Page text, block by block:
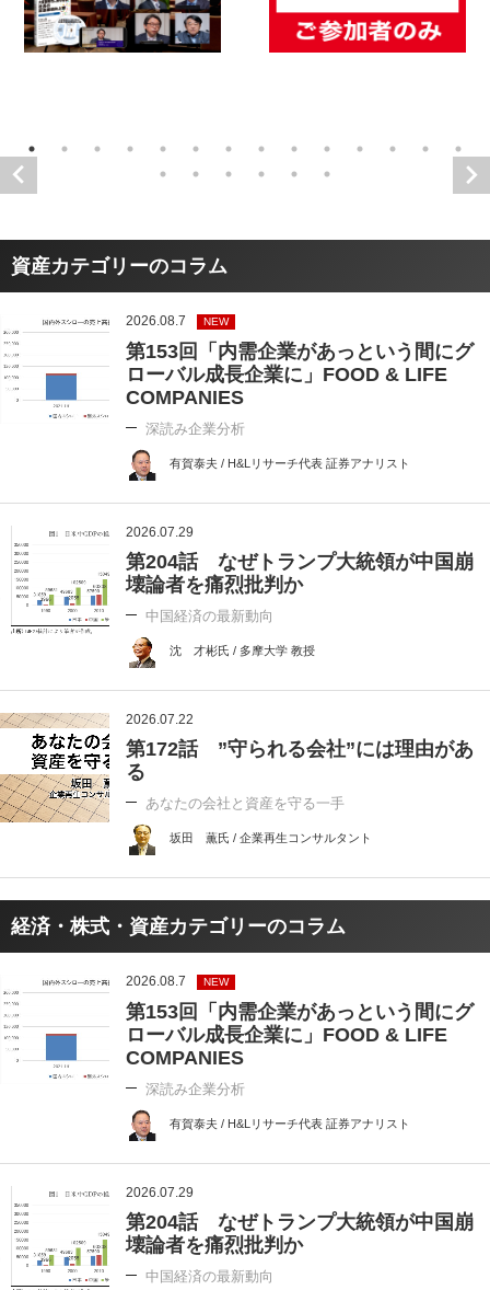
資産カテゴリーのコラム
2026.08.7 NEW
第153回「内需企業があっという間にグ
ローバル成長企業に」FOOD & LIFE
COMPANIES
深読み企業分析
有賀泰夫 / H&Lリサーチ代表 証券アナリスト
2026.07.29
第204話 なぜトランプ大統領が中国崩
壊論者を痛烈批判か
中国経済の最新動向
沈 才彬氏 / 多摩大学 教授
2026.07.22
第172話 ”守られる会社”には理由があ
る
あなたの会社と資産を守る一手
坂田 薫氏 / 企業再生コンサルタント
経済・株式・資産カテゴリーのコラム
2026.08.7 NEW
第153回「内需企業があっという間にグ
ローバル成長企業に」FOOD & LIFE
COMPANIES
深読み企業分析
有賀泰夫 / H&Lリサーチ代表 証券アナリスト
2026.07.29
第204話 なぜトランプ大統領が中国崩
壊論者を痛烈批判か
中国経済の最新動向